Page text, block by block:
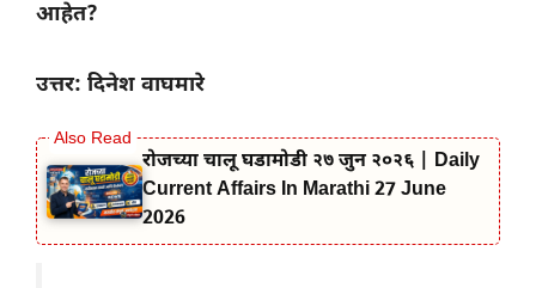
आहेत?
उत्तर: दिनेश वाघमारे
रोजच्या चालू घडामोडी २७ जुन २०२६ | Daily
Current Affairs In Marathi 27 June
2026